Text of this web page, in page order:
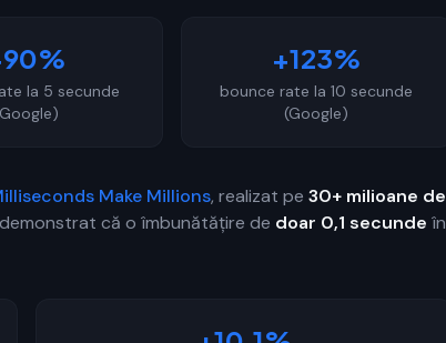
la 5 secunde
+123%
bounce rate la 10 secunde
(Google)
Make Millions, realizat pe 30+ milioane de
că o îmbunătățire de doar 0,1 secunde în